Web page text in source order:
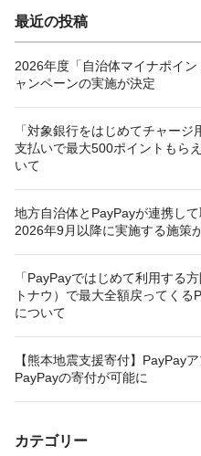
最近の投稿
2026年度「自治体マイナポイ
ャンペーンの実施が決定
「対象銀行をはじめてチャー
支払いで最大500ポイントもら
いて
地方自治体とPayPayが連携し
2026年9月以降に実施する施策
「PayPayではじめて利用する
トナウ）で最大全額戻ってく
について
【熊本地震支援寄付】PayPay
PayPayの寄付が可能に
カテゴリー